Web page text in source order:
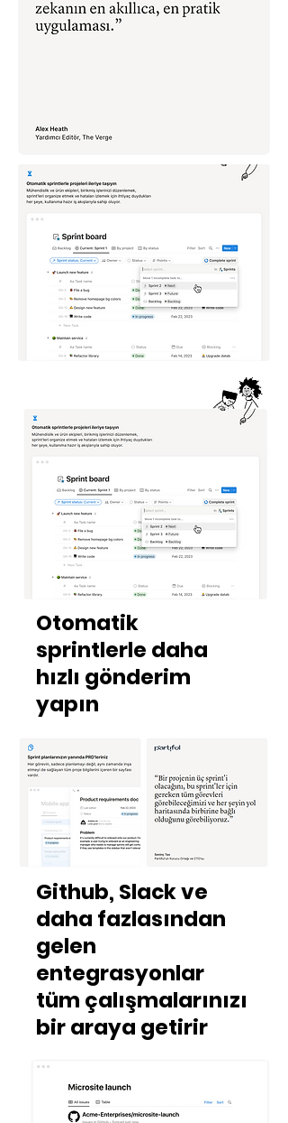
Otomatik
sprintlerle daha
hızlı gönderim
yapın
Github, Slack ve
daha fazlasından
gelen
entegrasyonlar
tüm çalışmalarınızı
bir araya getirir